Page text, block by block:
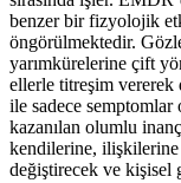
benzer bir fizyolojik
öngörülmektedir.
yarımkürelerine çift
ellerle titreşim
ile sadece semptomlar
kazanılan olumlu
kendilerine, ilişkilerine
değiştirecek ve kişisel